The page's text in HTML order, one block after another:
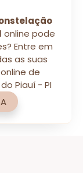
online pode
Entre em
as suas
de
Piauí - PI